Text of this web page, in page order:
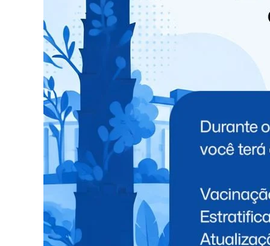
TÓPICOS RELACIONADOS: NEW
NÃO PERCA
Matelândia recebe dois novos micro-
ônibus para o transporte escolar
VOCÊ